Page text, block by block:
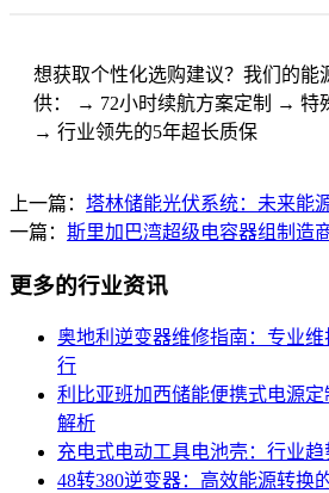
想获取个性化选购建议？我们的能
供： → 72小时续航方案定制 → 特
→ 行业领先的5年超长质保
上一篇： 塔林储能光伏系统：未来能
一篇： 斯里加巴湾超级电容器组制造
更多的行业资讯
奥地利逆变器维修指南：专业
行
利比亚班加西储能便携式电源
解析
充电式电动工具电池壳：行业
48转380逆变器：高效能源转换